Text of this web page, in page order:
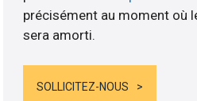
précisément au moment où
sera amorti.
SOLLICITEZ-NOUS